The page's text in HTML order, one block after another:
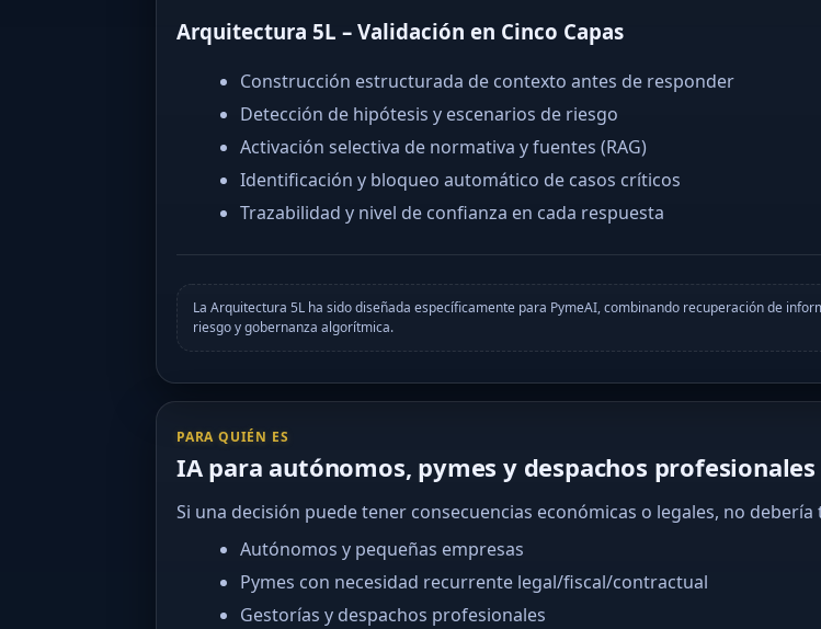
Arquitectura 5L – Validación en Cinco Capas
Construcción estructurada de contexto antes de responder
Detección de hipótesis y escenarios de riesgo
Activación selectiva de normativa y fuentes (RAG)
Identificación y bloqueo automático de casos críticos
Trazabilidad y nivel de confianza en cada respuesta
La Arquitectura 5L ha sido diseñada específicamente para PymeAI, combinando recuperación de
riesgo y gobernanza algorítmica.
PARA QUIÉN ES
IA para autónomos, pymes y despachos profesionales
Si una decisión puede tener consecuencias económicas o legales, no
Autónomos y pequeñas empresas
Pymes con necesidad recurrente legal/fiscal/contractual
Gestorías y despachos profesionales